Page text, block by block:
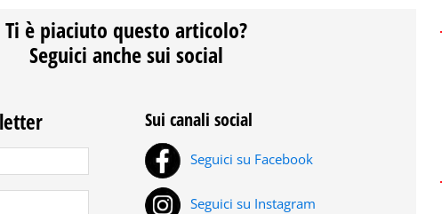
Ti è piaciuto questo articolo?
Seguici anche sui social
Sui canali social
Seguici su Facebook
Seguici su Instagram